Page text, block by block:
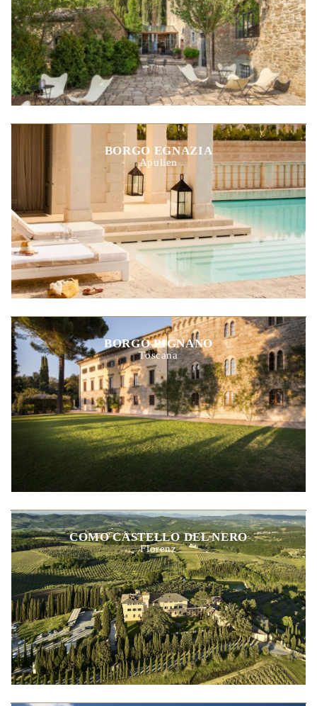
BORGO EGNAZIA
Apulien
BORGO PIGNANO
Toscana
COMO CASTELLO DEL NERO
Florenz